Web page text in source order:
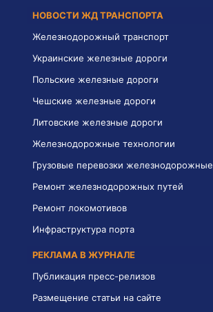
НОВОСТИ ЖД ТРАНСПОРТА
Железнодорожный транспорт
Украинские железные дороги
Польские железные дороги
Чешские железные дороги
Литовские железные дороги
Железнодорожные технологии
Грузовые перевозки железнодорожные
Ремонт железнодорожных путей
Ремонт локомотивов
Инфраструктура порта
РЕКЛАМА В ЖУРНАЛЕ
Публикация пресс-релизов
Размещение статьи на сайте